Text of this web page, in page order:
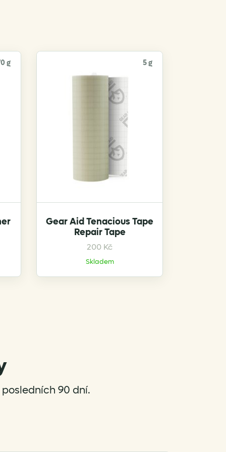
g 5 g
Gear Aid Tenacious Tape
Repair Tape
200 Kč
Skladem
This
product
90 dní.